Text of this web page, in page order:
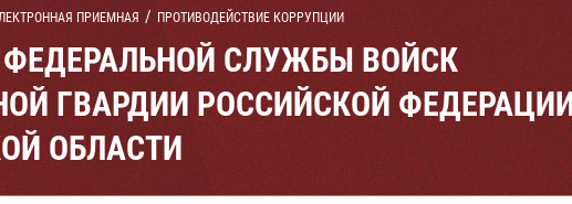
ПРИЕМНАЯ ПРОТИВОДЕЙСТВИЕ КОРРУПЦИИ
ФЕДЕРАЛЬНОЙ СЛУЖБЫ ВОЙСК
ГВАРДИИ РОССИЙСКОЙ
ОБЛАСТИ